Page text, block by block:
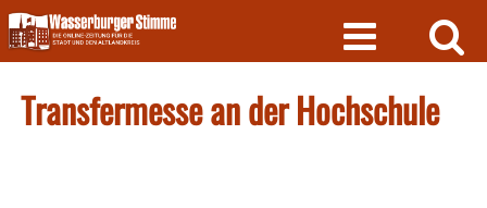
Skip
to
content
Transfermesse an der Hochschule